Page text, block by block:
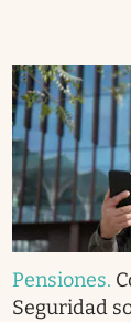
Pensiones.
Seguridad